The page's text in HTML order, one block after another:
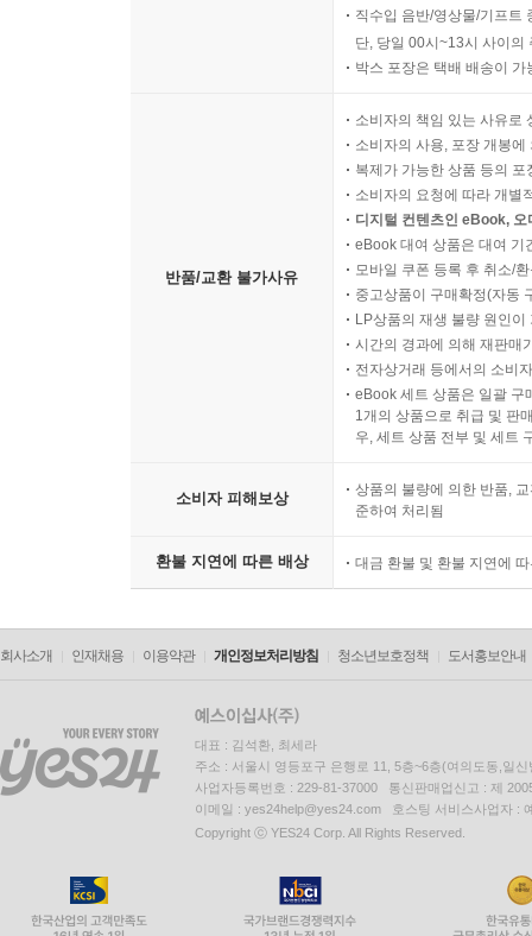
직수입 음반/영상물/기프트
단, 당일 00시~13시 사이의
박스 포장은 택배 배송이
반품/교환 불가사유
소비자의 책임 있는 사유로
소비자의 사용, 포장 개봉
복제가 가능한 상품 등의
소비자의 요청에 따라 개별
디지털 컨텐츠인 eBook,
eBook 대여 상품은 대여 기
모바일 쿠폰 등록 후 취소/
중고상품이 구매확정(자동
LP상품의 재생 불량 원인
시간의 경과에 의해 재판매
전자상거래 등에서의 소비
eBook 세트 상품은 일괄 구
1개의 상품으로 취급 및 판
우, 세트 상품 전부 및 세트
소비자 피해보상
상품의 불량에 의한 반품,
준하여 처리됨
환불 지연에 따른 배상 대금 환불 및 환불 지연에
회사소개 인재채용 이용약관 개인정보처리방침 청소년보호정책 도서홍보안내
대표 : 김석환, 최세라
주소 : 서울시 영등포구 은행로 11, 5층~6층(여의도동,일신
사업자등록번호 : 229-81-37000 통신판매업신고 : 제
이메일 : yes24help@yes24.com 호스팅 서비스사업자 :
Copyright ⓒ YES24 Corp. All Rights Reserved.